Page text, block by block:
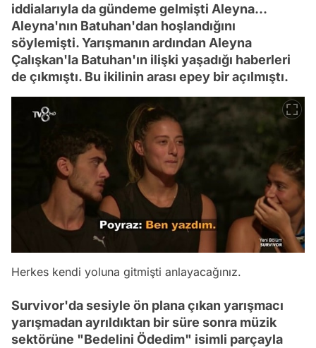
iddialarıyla da gündeme gelmişti Aleyna...
Aleyna'nın Batuhan'dan hoşlandığını
söylemişti. Yarışmanın ardından Aleyna
Çalışkan'la Batuhan'ın ilişki yaşadığı haberleri
de çıkmıştı. Bu ikilinin arası epey bir açılmıştı.
Herkes kendi yoluna gitmişti anlayacağınız.
Survivor'da sesiyle ön plana çıkan yarışmacı
yarışmadan ayrıldıktan bir süre sonra müzik
sektörüne "Bedelini Ödedim" isimli parçayla